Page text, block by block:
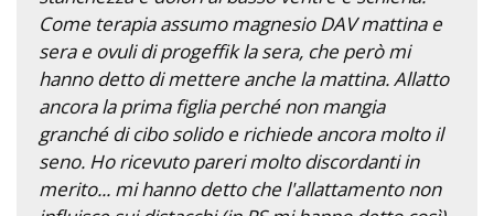
Come terapia assumo magnesio DAV mattina e
sera e ovuli di progeffik la sera, che però mi
hanno detto di mettere anche la mattina. Allatto
ancora la prima figlia perché non mangia
granché di cibo solido e richiede ancora molto il
seno. Ho ricevuto pareri molto discordanti in
merito... mi hanno detto che l'allattamento non